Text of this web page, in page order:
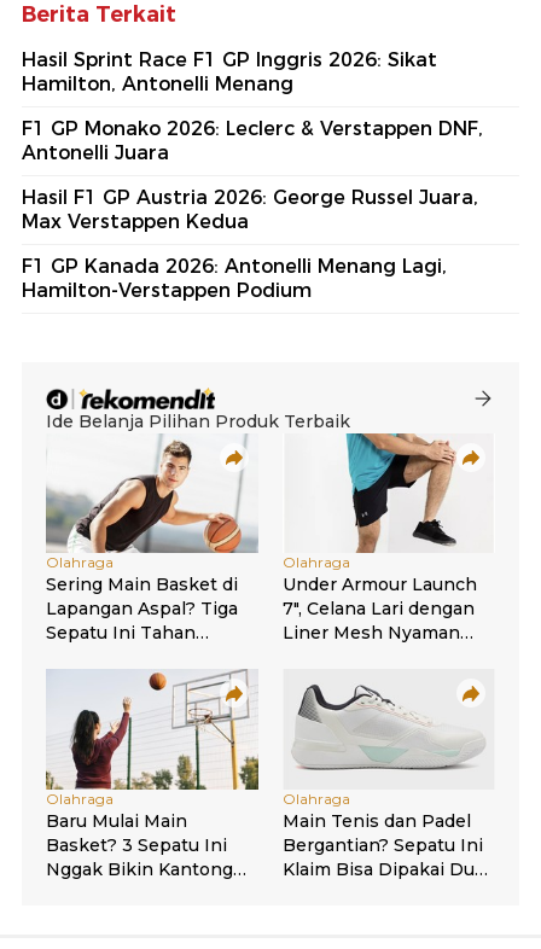
Berita Terkait
Hasil Sprint Race F1 GP Inggris 2026: Sikat
Hamilton, Antonelli Menang
F1 GP Monako 2026: Leclerc & Verstappen DNF,
Antonelli Juara
Hasil F1 GP Austria 2026: George Russel Juara,
Max Verstappen Kedua
F1 GP Kanada 2026: Antonelli Menang Lagi,
Hamilton-Verstappen Podium